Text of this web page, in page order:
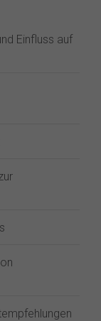
Einfluss auf